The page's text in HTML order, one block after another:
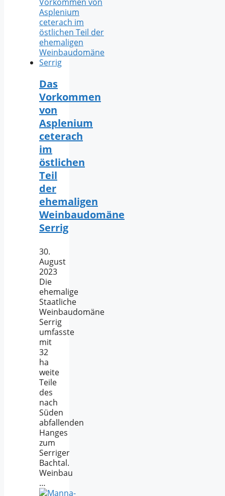
Das
Vorkommen
von
Asplenium
ceterach
im
östlichen
Teil
der
ehemaligen
Weinbaudomäne
Serrig
30.
August
2023
Die
ehemalige
Staatliche
Weinbaudomäne
Serrig
umfasste
mit
32
ha
weite
Teile
des
nach
Süden
abfallenden
Hanges
zum
Serriger
Bachtal.
Weinbau
…